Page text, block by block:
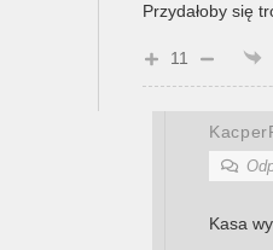
Przydałoby się
11
Kasa